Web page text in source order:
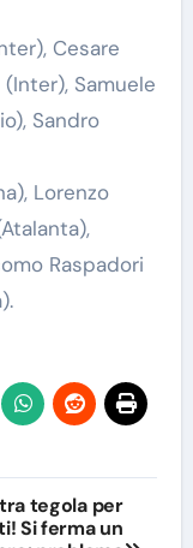
Cesare
Samuele
Sandro
Lorenzo
Raspadori
tegola per
Si ferma un